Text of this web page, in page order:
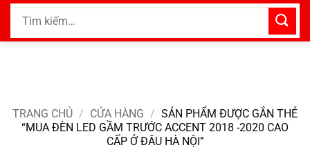
Bỏ
nội
Tìm
TRANG CHỦ / CỬA HÀNG / SẢN PHẨM ĐƯỢC GẮN THẺ
“MUA ĐÈN LED GẦM TRƯỚC ACCENT 2018 -2020 CAO
CẤP Ở ĐÂU HÀ NỘI”